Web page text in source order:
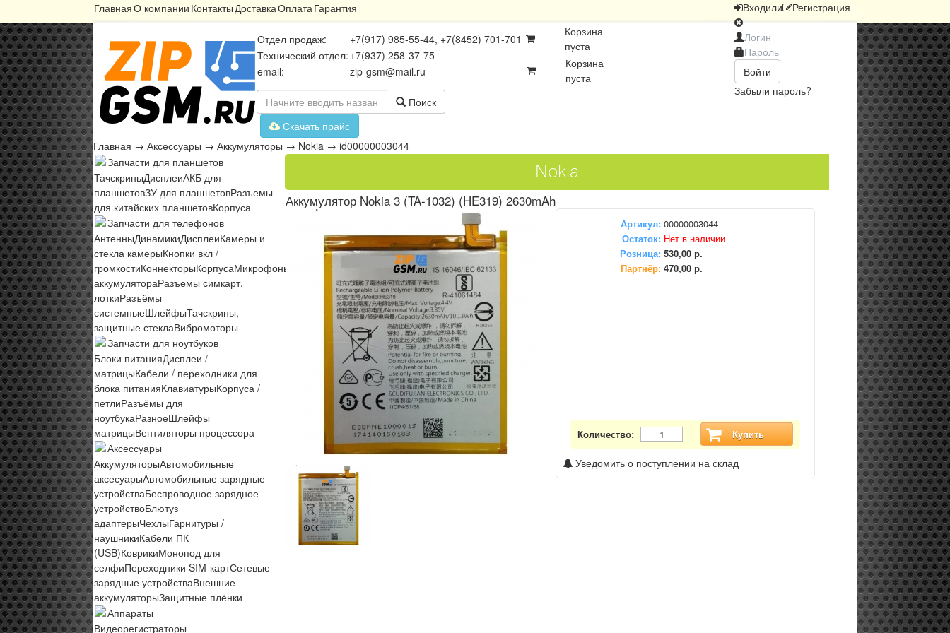
ГлавнаяО компании КонтактыДоставкаОплатаГарантия Входили Регистрация
Войти
Забыли пароль?
Отдел продаж:
+7(917) 985-55-44, +7(8452) 701-701
Технический отдел: +7(937) 258-37-75
email:
zip-gsm@mail.ru
Корзина
пуста
Корзина
пуста
Поиск
Скачать прайс
Главная → Аксессуары → Аккумуляторы → Nokia → id00000003044
Запчасти для планшетов
ТачскриныДисплеиАКБ для
планшетовЗУ для планшетовРазъемы
для китайских планшетовКорпуса
Запчасти для телефонов
АнтенныДинамикиДисплеиКамеры и
стекла камерыКнопки вкл /
громкостиКоннекторыКорпусаМикрофоны Микросхемы
Разъёмы
аккумулятораРазъемы симкарт,
лоткиРазъёмы
системныеШлейфыТачскрины,
защитные стеклаВибромоторы
Запчасти для ноутбуков
Блоки питанияДисплеи /
матрицыКабели / переходники для
блока питанияКлавиатурыКорпуса /
петлиРазъёмы для
ноутбукаРазноеШлейфы
матрицыВентиляторы процессора
Аксессуары
АккумуляторыАвтомобильные
аксесуарыАвтомобильные зарядные
устройстваБеспроводное зарядное
устройствоБлютуз
адаптерыЧехлыГарнитуры /
наушникиКабели ПК
(USB)КоврикиМонопод для
селфиПереходники SIM-картСетевые
зарядные устройстваВнешние
аккумуляторыЗащитные плёнки
Аппараты
Видеорегистраторы
Nokia
Аккумулятор Nokia 3 (TA-1032) (HE319) 2630mAh
Артикул: 00000003044
Остаток: Нет в наличии
Розница: 530,00 р.
Партнёр: 470,00 р.
Количество: Купить
Уведомить о поступлении на склад